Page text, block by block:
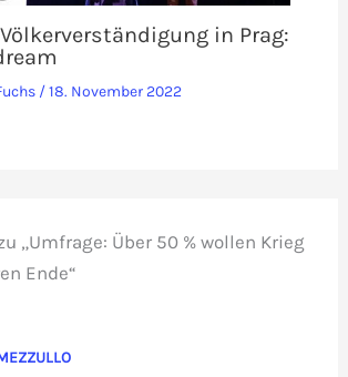
Völkerverständigung in Prag:
/18. November 2022
„Umfrage: Über 50 % wollen Krieg
Ende“